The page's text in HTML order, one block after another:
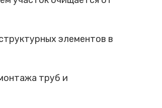
элементов в
труб и